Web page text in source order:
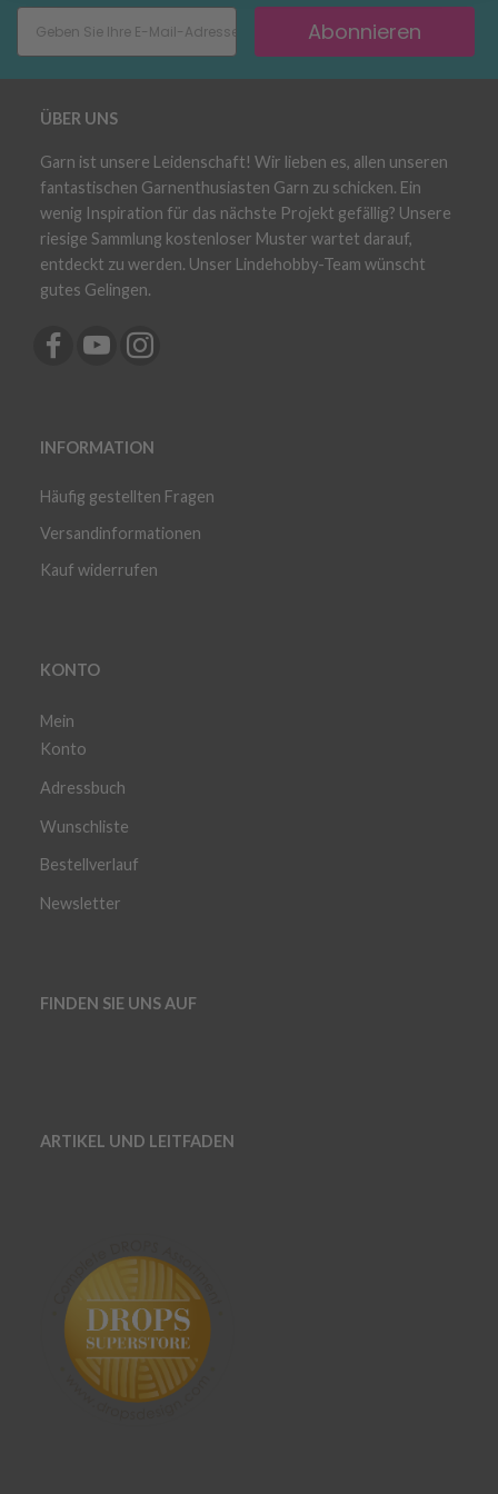
Abonnieren
ÜBER UNS
Garn ist unsere Leidenschaft! Wir lieben es, allen unseren
fantastischen Garnenthusiasten Garn zu schicken. Ein
wenig Inspiration für das nächste Projekt gefällig? Unsere
riesige Sammlung kostenloser Muster wartet darauf,
entdeckt zu werden. Unser Lindehobby-Team wünscht
gutes Gelingen.
INFORMATION
Häufig gestellten Fragen
Versandinformationen
Kauf widerrufen
KONTO
Mein
Konto
Adressbuch
Wunschliste
Bestellverlauf
Newsletter
FINDEN SIE UNS AUF
ARTIKEL UND LEITFADEN